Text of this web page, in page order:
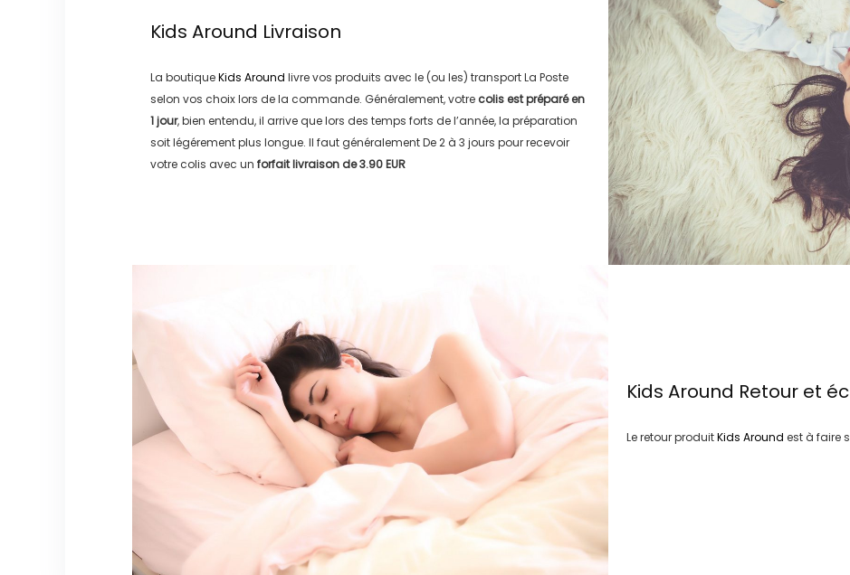
Kids Around Livraison
La boutiqueKids Around livre vos produits avec le (ou les) transportLa Poste
selon vos choix lors de la commande. Généralement, votre colis est préparé en
1 jour, bien entendu, il arrive que lors des temps forts de l’année, la préparation
soit légérement plus longue. Il faut généralementDe 2 à 3 jours pour recevoir
votre colis avec un forfait livraison de3.90 EUR
Kids Around Retour et
Le retour produitKids Around est à faire